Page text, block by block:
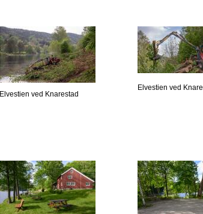
Elvestien ved Knarestad
Elvestien ved